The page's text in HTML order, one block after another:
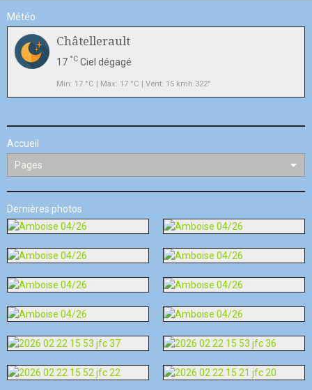
Météo
Châtellerault
17 °C Ciel dégagé
Min: 17 °C | Max: 17 °C | Vent: 15 kmh 322°
Accueil
Dernières photos